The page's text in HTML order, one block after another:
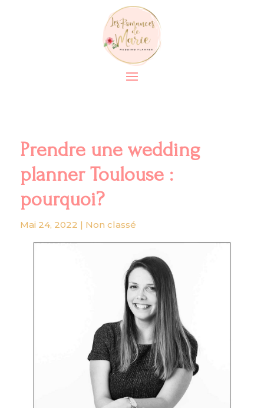
Prendre une wedding
planner Toulouse :
pourquoi?
Mai 24, 2022 | Non classé